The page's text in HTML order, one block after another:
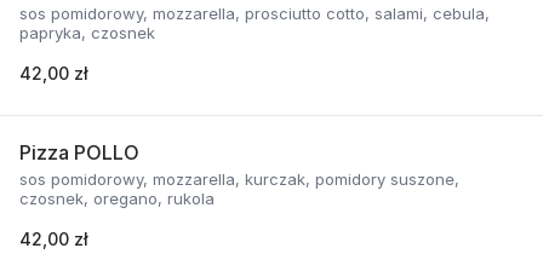
sos pomidorowy, mozzarella, prosciutto cotto, salami, cebula,
papryka, czosnek
42,00 zł
Pizza POLLO
sos pomidorowy, mozzarella, kurczak, pomidory suszone,
czosnek, oregano, rukola
42,00 zł